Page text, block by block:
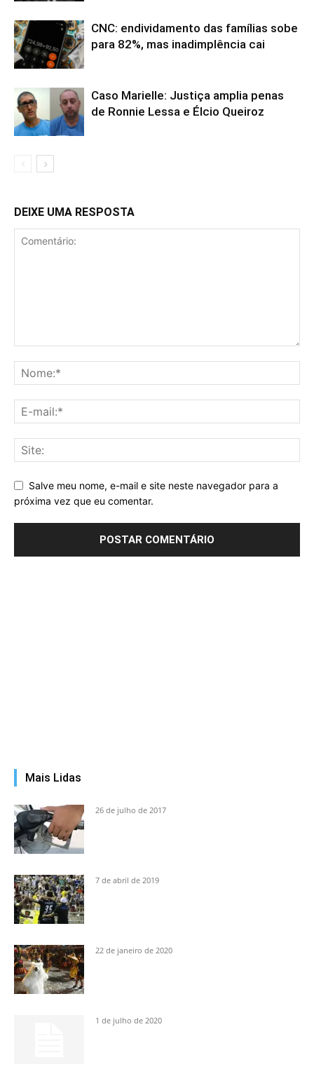
CNC: endividamento das famílias sobe
para 82%, mas inadimplência cai
Caso Marielle: Justiça amplia penas
de Ronnie Lessa e Élcio Queiroz
DEIXE UMA RESPOSTA
Salve meu nome, e-mail e site neste navegador para a
próxima vez que eu comentar.
Mais Lidas
26 de julho de 2017
7 de abril de 2019
22 de janeiro de 2020
1 de julho de 2020